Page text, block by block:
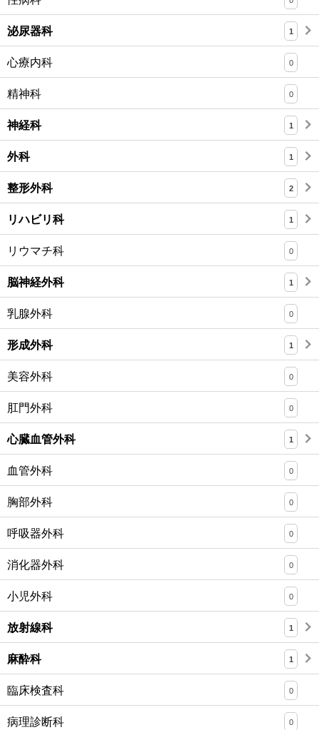
泌尿器科 1
心療内科 0
精神科 0
神経科 1
外科 1
整形外科 2
リハビリ科 1
リウマチ科 0
脳神経外科 1
乳腺外科 0
形成外科 1
美容外科 0
肛門外科 0
心臓血管外科 1
血管外科 0
胸部外科 0
呼吸器外科 0
消化器外科 0
小児外科 0
放射線科 1
麻酔科 1
臨床検査科 0
病理診断科 0